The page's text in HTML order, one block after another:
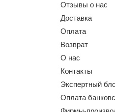
Отзывы о нас
Доставка
Оплата
Возврат
О нас
Контакты
Экспертный
Оплата